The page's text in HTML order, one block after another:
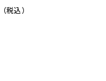
（税込）